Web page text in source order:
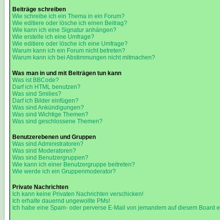
Beiträge schreiben
Wie schreibe ich ein Thema in ein Forum?
Wie editiere oder lösche ich einen Beitrag?
Wie kann ich eine Signatur anhängen?
Wie erstelle ich eine Umfrage?
Wie editiere oder lösche ich eine Umfrage?
Warum kann ich ein Forum nicht betreten?
Warum kann ich bei Abstimmungen nicht mitmachen?
Was man in und mit Beiträgen tun kann
Was ist BBCode?
Darf ich HTML benutzen?
Was sind Smilies?
Darf ich Bilder einfügen?
Was sind Ankündigungen?
Was sind Wichtige Themen?
Was sind geschlossene Themen?
Benutzerebenen und Gruppen
Was sind Administratoren?
Was sind Moderatoren?
Was sind Benutzergruppen?
Wie kann ich einer Benutzergruppe beitreten?
Wie werde ich ein Gruppenmoderator?
Private Nachrichten
Ich kann keine Privaten Nachrichten verschicken!
Ich erhalte dauernd ungewollte PMs!
Ich habe eine Spam- oder perverse E-Mail von jemandem auf diesem Board